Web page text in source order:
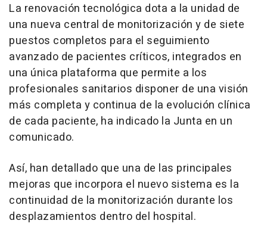
La renovación tecnológica dota a la unidad de
una nueva central de monitorización y de siete
puestos completos para el seguimiento
avanzado de pacientes críticos, integrados en
una única plataforma que permite a los
profesionales sanitarios disponer de una visión
más completa y continua de la evolución clínica
de cada paciente, ha indicado la Junta en un
comunicado.
Así, han detallado que una de las principales
mejoras que incorpora el nuevo sistema es la
continuidad de la monitorización durante los
desplazamientos dentro del hospital.